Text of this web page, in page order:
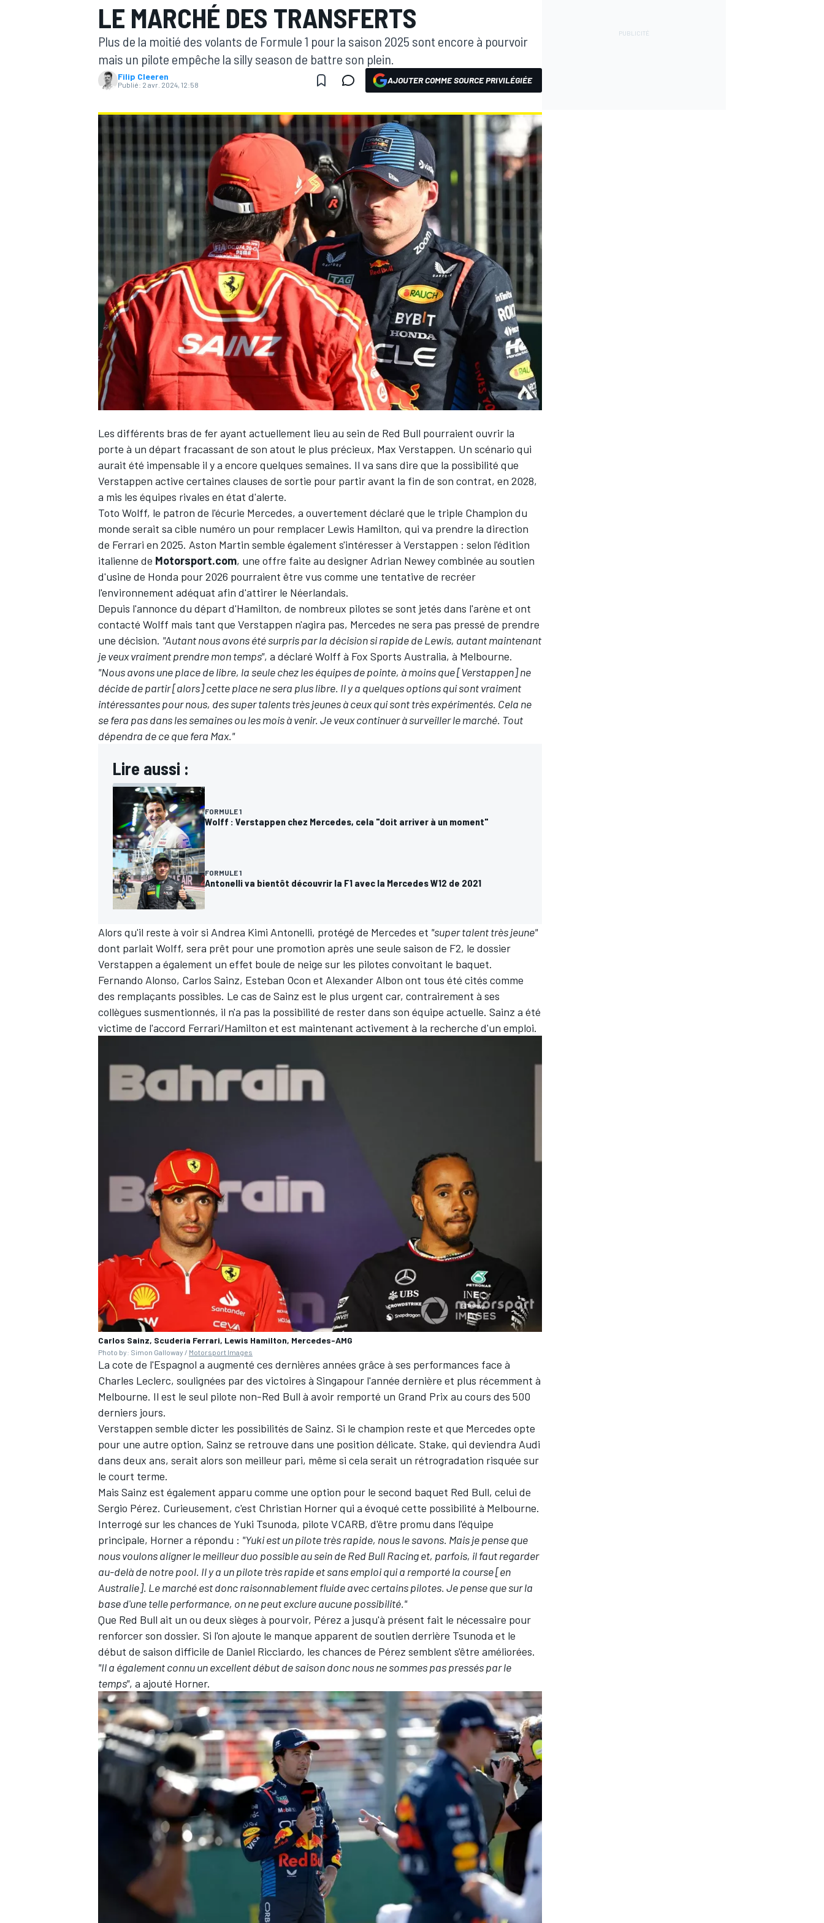
WRC
WEC
AUTRES CHAMPIONNATS
LE MARCHÉ DES TRANSFERTS
Plus de la moitié des volants de Formule 1 pour la saison 2025 sont encore à pourvoir
mais un pilote empêche la silly season de battre son plein.
Filip Cleeren
Publié: 2 avr. 2024, 12:58 AJOUTER COMME SOURCE PRIVILÉGIÉE
Les différents bras de fer ayant actuellement lieu au sein de Red Bull pourraient ouvrir la
porte à un départ fracassant de son atout le plus précieux, Max Verstappen. Un scénario qui
aurait été impensable il y a encore quelques semaines. Il va sans dire que la possibilité que
Verstappen active certaines clauses de sortie pour partir avant la fin de son contrat, en 2028,
a mis les équipes rivales en état d'alerte.
Toto Wolff, le patron de l'écurie Mercedes, a ouvertement déclaré que le triple Champion du
monde serait sa cible numéro un pour remplacer Lewis Hamilton, qui va prendre la direction
de Ferrari en 2025. Aston Martin semble également s'intéresser à Verstappen : selon l'édition
italienne de Motorsport.com, une offre faite au designer Adrian Newey combinée au soutien
d'usine de Honda pour 2026 pourraient être vus comme une tentative de recréer
l'environnement adéquat afin d'attirer le Néerlandais.
Depuis l'annonce du départ d'Hamilton, de nombreux pilotes se sont jetés dans l'arène et ont
contacté Wolff mais tant que Verstappen n'agira pas, Mercedes ne sera pas pressé de prendre
une décision. "Autant nous avons été surpris par la décision si rapide de Lewis, autant maintenant
je veux vraiment prendre mon temps", a déclaré Wolff à Fox Sports Australia, à Melbourne.
"Nous avons une place de libre, la seule chez les équipes de pointe, à moins que [Verstappen] ne
décide de partir [alors] cette place ne sera plus libre. Il y a quelques options qui sont vraiment
intéressantes pour nous, des super talents très jeunes à ceux qui sont très expérimentés. Cela ne
se fera pas dans les semaines ou les mois à venir. Je veux continuer à surveiller le marché. Tout
dépendra de ce que fera Max."
Lire aussi :
FORMULE 1
Wolff : Verstappen chez Mercedes, cela "doit arriver à un moment"
FORMULE 1
Antonelli va bientôt découvrir la F1 avec la Mercedes W12 de 2021
Alors qu'il reste à voir si Andrea Kimi Antonelli, protégé de Mercedes et "super talent très jeune"
dont parlait Wolff, sera prêt pour une promotion après une seule saison de F2, le dossier
Verstappen a également un effet boule de neige sur les pilotes convoitant le baquet.
Fernando Alonso, Carlos Sainz, Esteban Ocon et Alexander Albon ont tous été cités comme
des remplaçants possibles. Le cas de Sainz est le plus urgent car, contrairement à ses
collègues susmentionnés, il n'a pas la possibilité de rester dans son équipe actuelle. Sainz a été
victime de l'accord Ferrari/Hamilton et est maintenant activement à la recherche d'un emploi.
Carlos Sainz, Scuderia Ferrari, Lewis Hamilton, Mercedes-AMG
Photo by: Simon Galloway / Motorsport Images
La cote de l'Espagnol a augmenté ces dernières années grâce à ses performances face à
Charles Leclerc, soulignées par des victoires à Singapour l'année dernière et plus récemment à
Melbourne. Il est le seul pilote non-Red Bull à avoir remporté un Grand Prix au cours des 500
derniers jours.
Verstappen semble dicter les possibilités de Sainz. Si le champion reste et que Mercedes opte
pour une autre option, Sainz se retrouve dans une position délicate. Stake, qui deviendra Audi
dans deux ans, serait alors son meilleur pari, même si cela serait un rétrogradation risquée sur
le court terme.
Mais Sainz est également apparu comme une option pour le second baquet Red Bull, celui de
Sergio Pérez. Curieusement, c'est Christian Horner qui a évoqué cette possibilité à Melbourne.
Interrogé sur les chances de Yuki Tsunoda, pilote VCARB, d'être promu dans l'équipe
principale, Horner a répondu : "Yuki est un pilote très rapide, nous le savons. Mais je pense que
nous voulons aligner le meilleur duo possible au sein de Red Bull Racing et, parfois, il faut regarder
au-delà de notre pool. Il y a un pilote très rapide et sans emploi qui a remporté la course [en
Australie]. Le marché est donc raisonnablement fluide avec certains pilotes. Je pense que sur la
base d'une telle performance, on ne peut exclure aucune possibilité."
Que Red Bull ait un ou deux sièges à pourvoir, Pérez a jusqu'à présent fait le nécessaire pour
renforcer son dossier. Si l'on ajoute le manque apparent de soutien derrière Tsunoda et le
début de saison difficile de Daniel Ricciardo, les chances de Pérez semblent s'être améliorées.
"Il a également connu un excellent début de saison donc nous ne sommes pas pressés par le
temps", a ajouté Horner.